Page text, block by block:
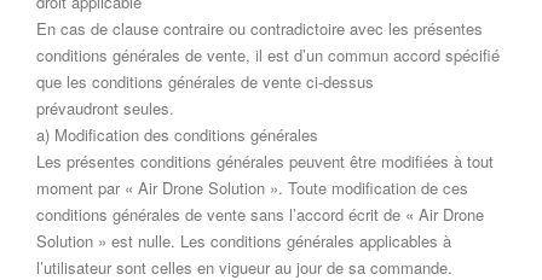
En cas de clause contraire ou contradictoire avec les présentes
conditions générales de vente, il est d’un commun accord spécifié
que les conditions générales de vente ci-dessus
prévaudront seules.
a) Modification des conditions générales
Les présentes conditions générales peuvent être modifiées à tout
moment par « Air Drone Solution ». Toute modification de ces
conditions générales de vente sans l’accord écrit de « Air Drone
Solution » est nulle. Les conditions générales applicables à
l’utilisateur sont celles en vigueur au jour de sa commande.